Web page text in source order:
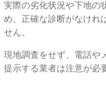
実際の劣化状況や下地の
め、正確な診断がなけれ
せん。
現地調査をせず、電話や
提示する業者は注意が必